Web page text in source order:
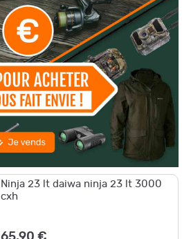
Ninja 23 lt daiwa ninja 23 lt 3000
cxh